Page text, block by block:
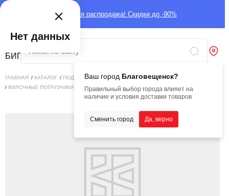
Глобальная распродажа! Скидки до -90%
Ваш город Благовещенск?
Правильный выбор города влияет на
наличие и условия доставки товаров
Сменить город Да, верно
ГЛАВНАЯ / КАТАЛОГ / ПОДЪЕМНАЯ ТЕХНИКА /ВИЛОЧНЫЕ ПОГРУЗЧИКИ
/ ВИЛОЧНЫЕ ПОГРУЗЧИКИ ВИЛОЧНЫЙ ПОГРУЗЧИК HELIFT CPD35
Нет данных